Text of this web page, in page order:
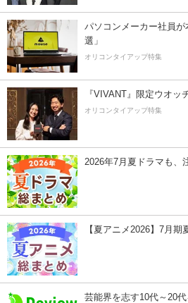
パソコンメーカー社員
選」
オリコンタイアップ特集
『VIVANT』限定ウオ
オリコンタイアップ特集
2026年7月夏ドラマも、
【夏アニメ2026】7月期
芸能界を志す10代～20